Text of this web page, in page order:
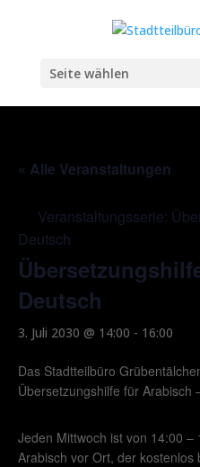
Seite wählen
« Alle Veranstaltungen
Veranstaltungsserie:
Deutsch
Deutsch
3. Juli 2030 @ 14:00 - 16:00
Das Stadtteilbüro
Übersetzungshilfe für Arabisch
Jeden Mittwoch ist von 14:00
Arabisch vor Ort, der kostenlos